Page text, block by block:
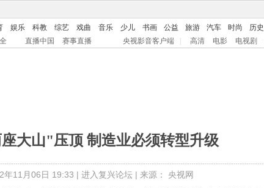
娱乐 科教 综艺 戏曲 音乐 少儿 书画 公益 旅游 汽车 时尚 历史
直播中国 赛事直播 央视影音客户端 高清 电影 电视剧
大山"压顶 制造业必须转型升级
年11月06日 19:33 | 进入复兴论坛| 来源： 央视网